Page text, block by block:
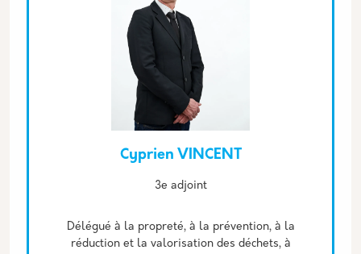
Cyprien VINCENT
3e adjoint
Délégué à la propreté, à la prévention, à la
réduction et la valorisation des déchets, à